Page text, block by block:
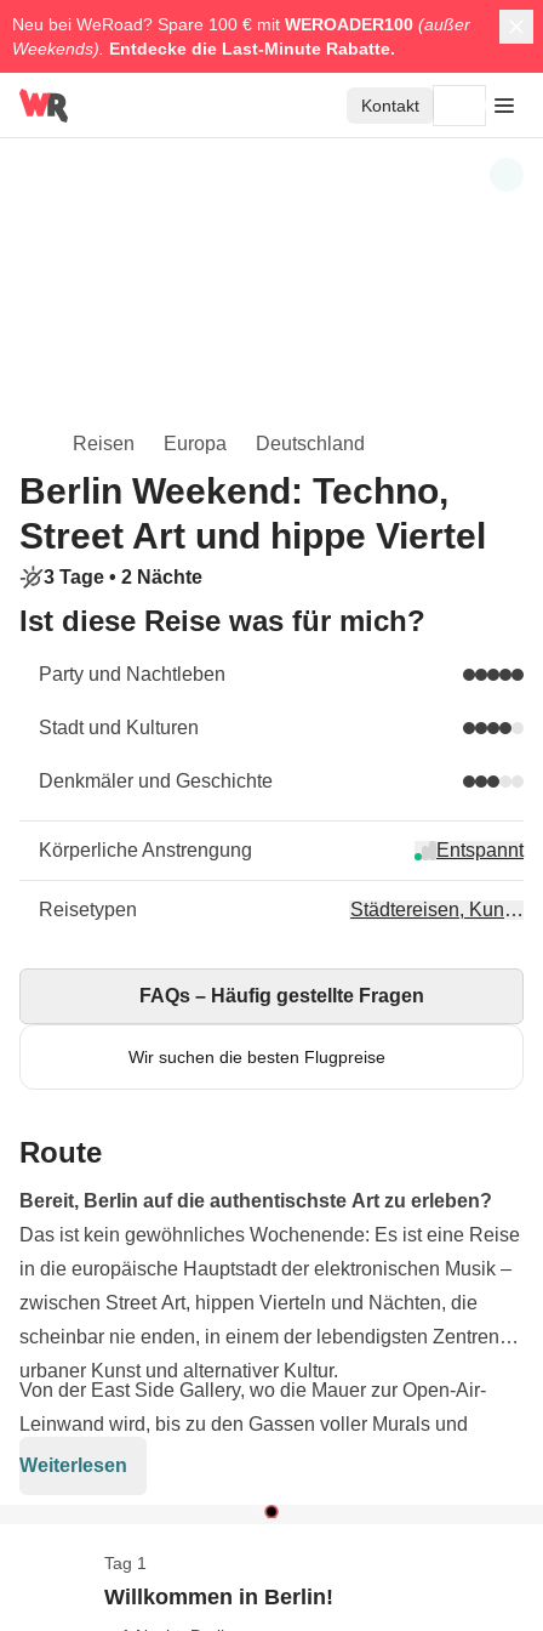
Neu bei WeRoad? Spare 100 € mit WEROADER100 (außer
Weekends).
Entdecke die Last-Minute Rabatte.
Kontakt
Reisen Europa Deutschland
Berlin Weekend: Techno,
Street Art und hippe Viertel
3 Tage • 2 Nächte
Ist diese Reise was für mich?
Party und Nachtleben
Stadt und Kulturen
Denkmäler und Geschichte
Körperliche Anstrengung Entspannt
Reisetypen Städtereisen, Kunst &
Wir suchen die besten Flugpreise
FAQs – Häufig gestellte Fragen
Route
Bereit, Berlin auf die authentischste Art zu erleben?
Das ist kein gewöhnliches Wochenende: Es ist eine Reise
in die europäische Hauptstadt der elektronischen Musik –
zwischen Street Art, hippen Vierteln und Nächten, die
scheinbar nie enden, in einem der lebendigsten Zentren
urbaner Kunst und alternativer Kultur.
Von der East Side Gallery, wo die Mauer zur Open-Air-
Leinwand wird, bis zu den Gassen voller Murals und
versteckter Ecken in Kreuzberg und Friedrichshain
ein. Zwischen Flohmärkten, unabhängigen Cafés,
Vintage-Läden und Underground-Spots erzählt jedes
Viertel eine Geschichte von Freiheit, Ausdruck und
Hier ist Musik nicht nur Hintergrund – sie ist das Herz der
Weiterlesen
Tag 1
Willkommen in Berlin!